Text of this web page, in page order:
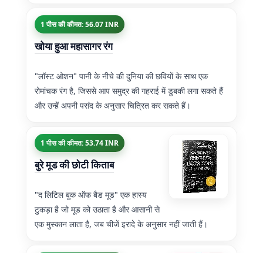
1 पीस की कीमत: 56.07 INR
खोया हुआ महासागर रंग
"लॉस्ट ओशन" पानी के नीचे की दुनिया की छवियों के साथ एक
रोमांचक रंग है, जिससे आप समुद्र की गहराई में डुबकी लगा सकते हैं
और उन्हें अपनी पसंद के अनुसार चित्रित कर सकते हैं।
1 पीस की कीमत: 53.74 INR
बुरे मूड की छोटी किताब
"द लिटिल बुक ऑफ बैड मूड" एक हास्य
टुकड़ा है जो मूड को उठाता है और आसानी से
एक मुस्कान लाता है, जब चीजें इरादे के अनुसार नहीं जाती हैं।